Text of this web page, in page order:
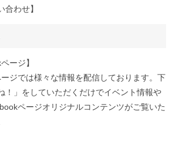
合わせ】
ージ】
ジでは様々な情報を配信しております。下
！」をしていただくだけでイベント情報や
ページオリジナルコンテンツがご覧いた